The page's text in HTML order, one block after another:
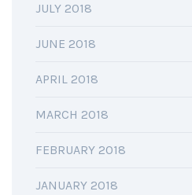
JULY 2018
JUNE 2018
APRIL 2018
MARCH 2018
FEBRUARY 2018
JANUARY 2018